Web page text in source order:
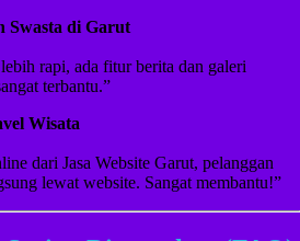
Swasta di Garut
rapi, ada fitur berita dan galeri
terbantu.”
Wisata
dari Jasa Website Garut, pelanggan
lewat website. Sangat membantu!”